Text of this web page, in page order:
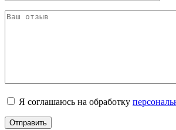
Я соглашаюсь на обработку